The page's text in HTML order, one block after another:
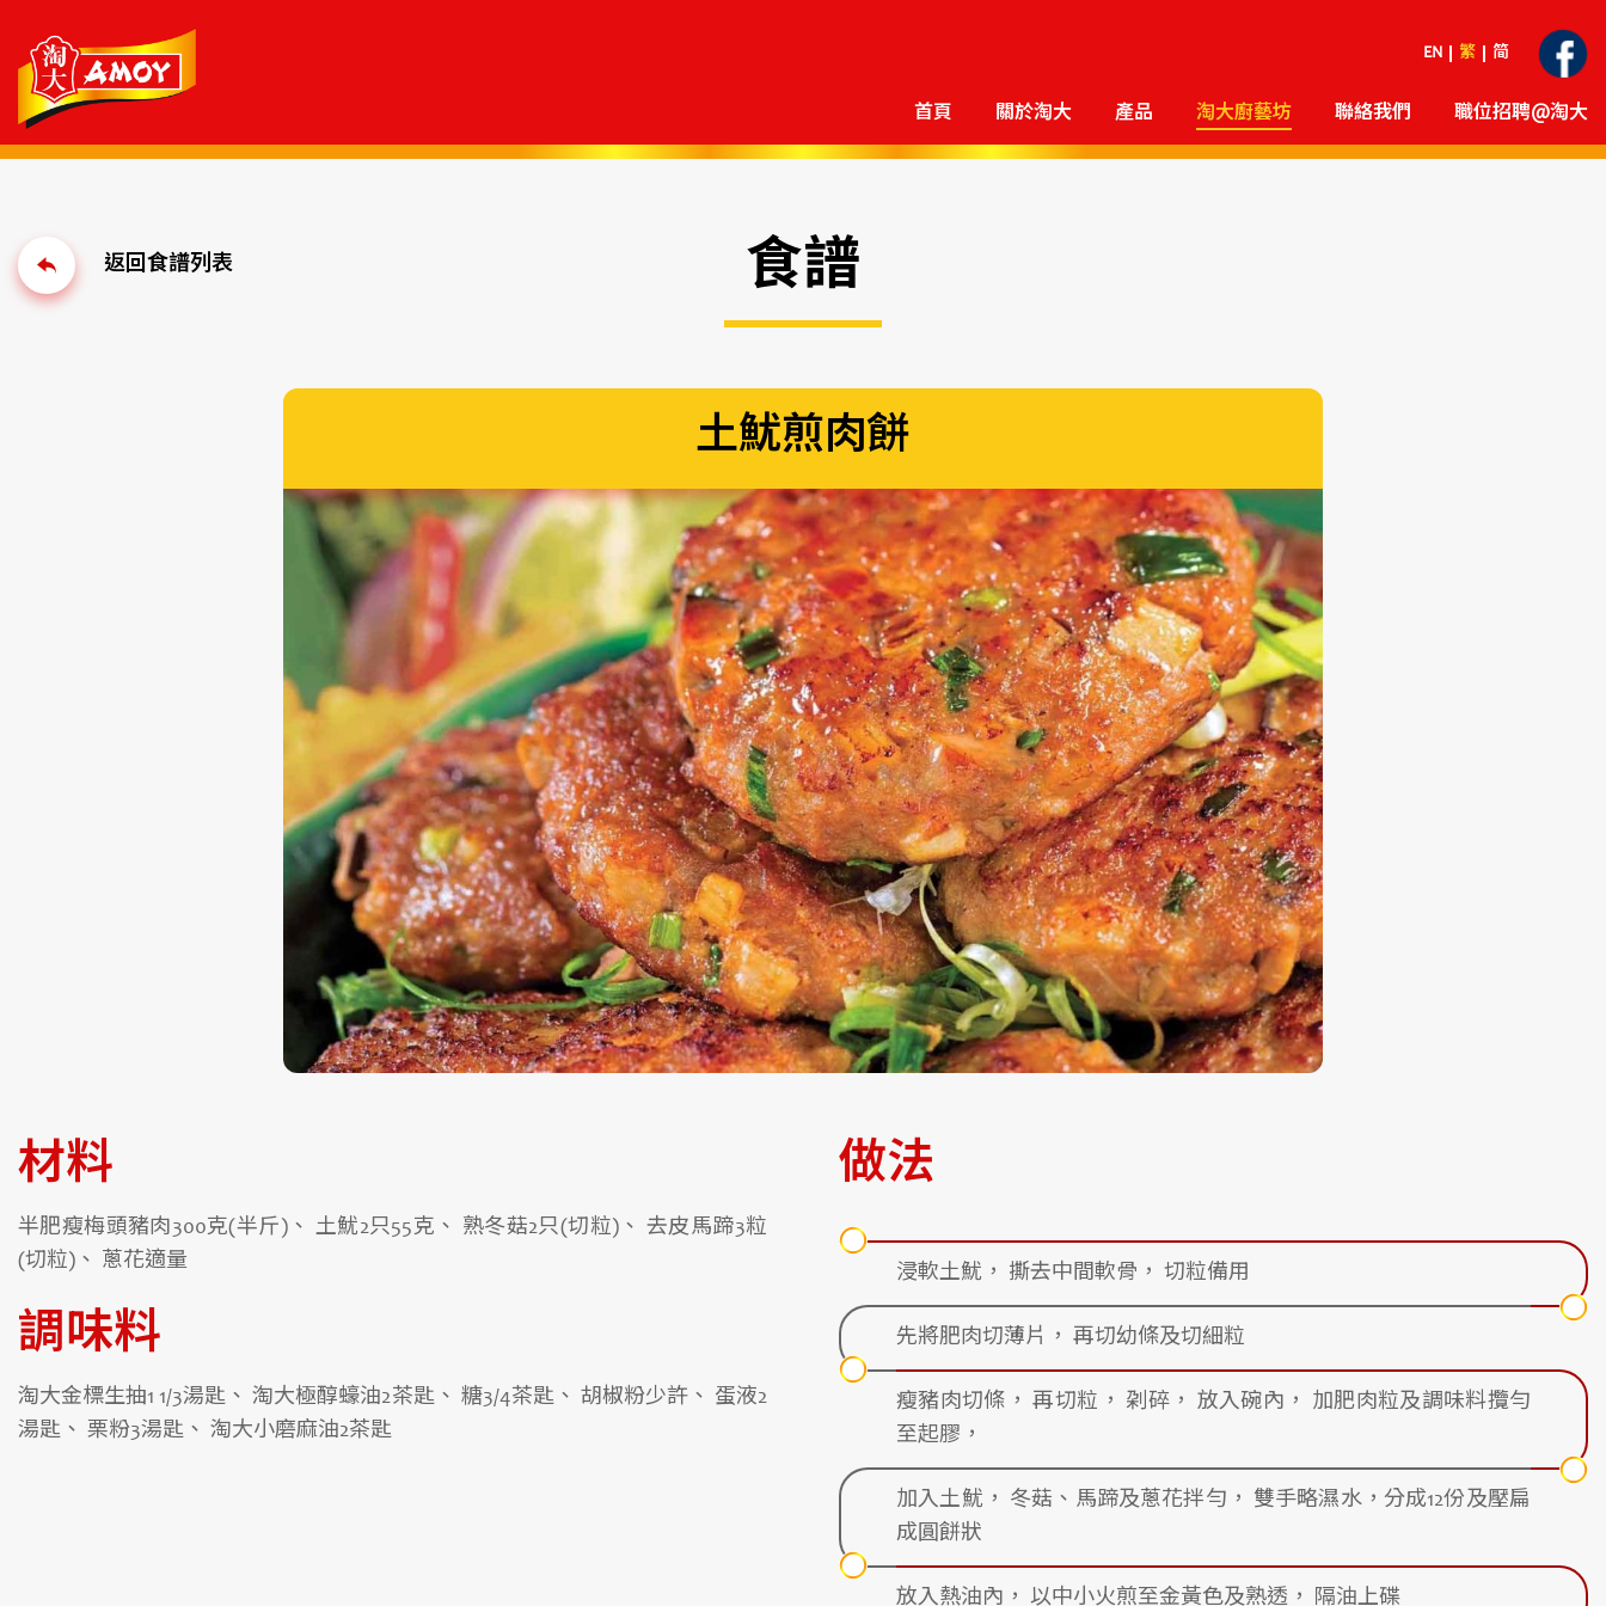
EN 繁 简
首頁 關於淘大 產品 淘大廚藝坊 聯絡我們 職位招聘@淘大
食譜
土魷煎肉餅
材料
半肥瘦梅頭豬肉300克(半斤)、 土魷2只55克、 熟冬菇2只(切粒)、 去皮馬蹄3粒
(切粒)、 蔥花適量
調味料
淘大金標生抽1 1/3湯匙、 淘大極醇蠔油2茶匙、 糖3/4茶匙、 胡椒粉少許、 蛋液2
湯匙、 栗粉3湯匙、 淘大小磨麻油2茶匙
做法
浸軟土魷， 撕去中間軟骨， 切粒備用
先將肥肉切薄片， 再切幼條及切細粒
瘦豬肉切條， 再切粒， 刴碎， 放入碗內， 加肥肉粒及調味料攬勻
至起膠，
加入土魷， 冬菇、馬蹄及蔥花拌勻， 雙手略濕水，分成12份及壓扁
成圓餅狀
放入熱油內， 以中小火煎至金黃色及熟透， 隔油上碟